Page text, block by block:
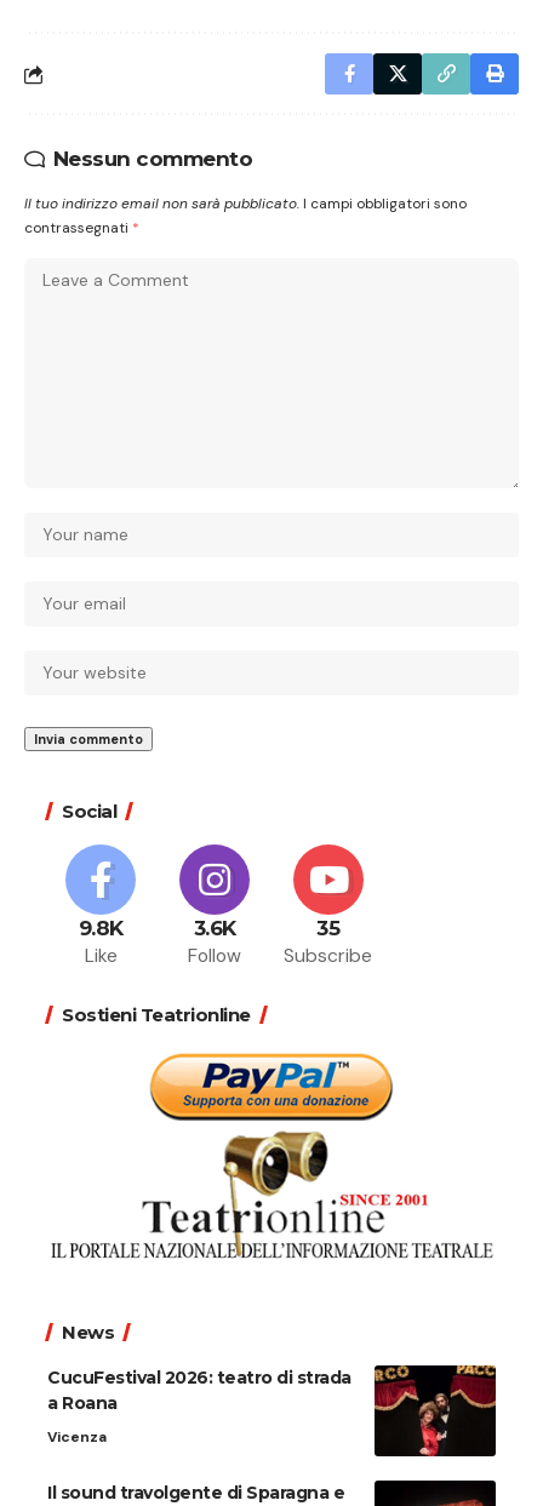
Nessun commento
Il tuo indirizzo email non sarà pubblicato. I campi obbligatori sono
contrassegnati *
Social
9.8K
Like
3.6K
Follow
35
Subscribe
Sostieni Teatrionline
News
CucuFestival 2026: teatro di strada
a Roana
Vicenza
Il sound travolgente di Sparagna e